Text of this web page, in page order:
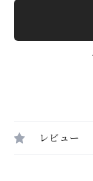
レビュー